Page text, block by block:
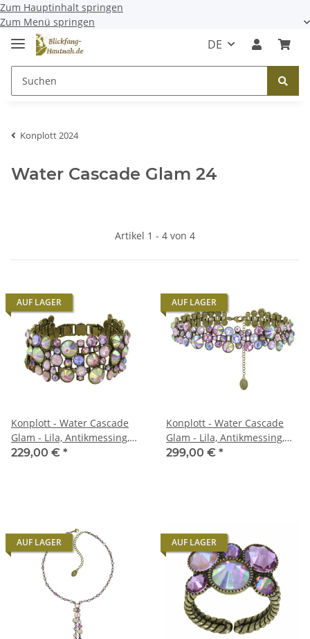
Zum Hauptinhalt springen
Zum Menü springen
DE
Konplott 2024
Water Cascade Glam 24
Artikel 1 - 4 von 4
AUF LAGER
Konplott - Water Cascade
Glam - Lila, Antikmessing,
Armband
229,00 € *
AUF LAGER
Konplott - Water Cascade
Glam - Lila, Antikmessing,
Halskette Choker
299,00 € *
AUF LAGER AUF LAGER